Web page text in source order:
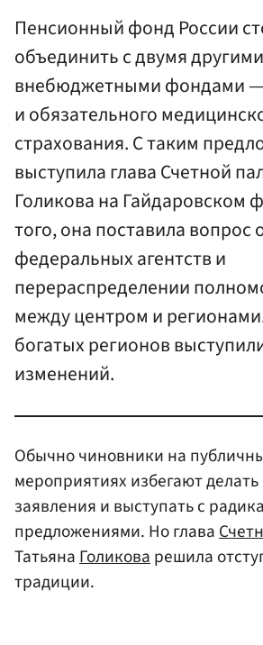
Пенсионный фонд России
объединить с двумя другими
внебюджетными фондами —
и обязательного
страхования. С таким
выступила глава Счетной
Голикова на Гайдаровском
того, она поставила вопрос
федеральных агентств и
перераспределении
между центром и
богатых регионов
изменений.
Обычно чиновники на
мероприятиях избегают
заявления и выступать с
предложениями. Но глава
ТатьянаГоликоварешила
традиции.